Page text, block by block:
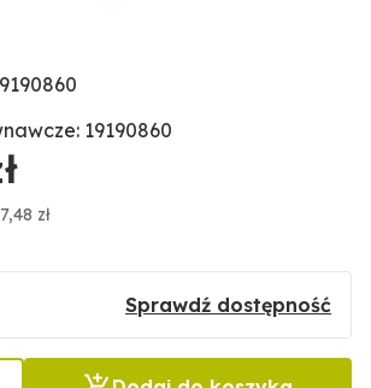
19190860
zł
Sprawdź dostępność